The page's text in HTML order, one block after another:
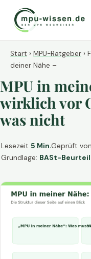
Start › MPU-Ratgeber ›
deiner Nähe –
MPU in
wirklich vor
was nicht
Lesezeit 5 Min.Geprüft von
Grundlage: BASt-